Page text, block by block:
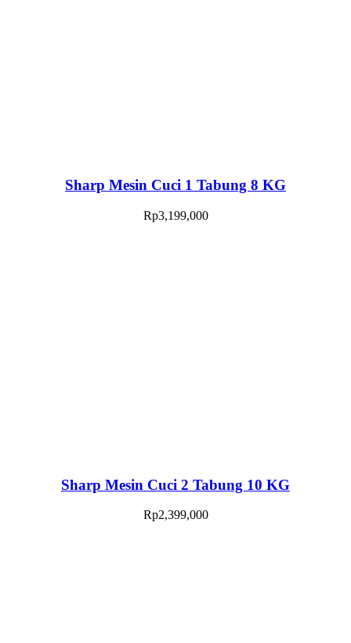
Sharp Mesin Cuci 1 Tabung 8 KG
Rp3,199,000
Sharp Mesin Cuci 2 Tabung 10 KG
Rp2,399,000